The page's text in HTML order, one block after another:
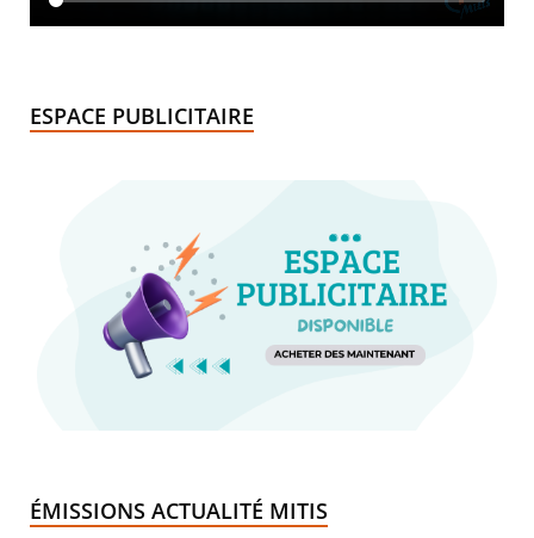
ESPACE PUBLICITAIRE
ÉMISSIONS ACTUALITÉ MITIS